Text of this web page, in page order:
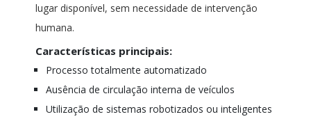
lugar disponível, sem necessidade de intervenção
humana.
Características principais:
Processo totalmente automatizado
Ausência de circulação interna de veículos
Utilização de sistemas robotizados ou inteligentes